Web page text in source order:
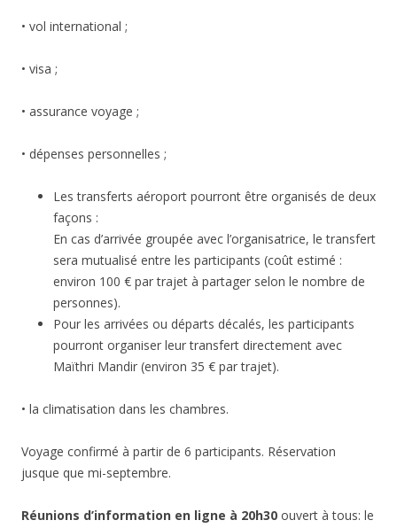
• vol international ;
• visa ;
• assurance voyage ;
• dépenses personnelles ;
Les transferts aéroport pourront être organisés de deux
façons :
En cas d’arrivée groupée avec l’organisatrice, le transfert
sera mutualisé entre les participants (coût estimé :
environ 100 € par trajet à partager selon le nombre de
personnes).
Pour les arrivées ou départs décalés, les participants
pourront organiser leur transfert directement avec
Maïthri Mandir (environ 35 € par trajet).
• la climatisation dans les chambres.
Voyage confirmé à partir de 6 participants. Réservation
jusque que mi-septembre.
Réunions d’information en ligne à 20h30 ouvert à tous: le